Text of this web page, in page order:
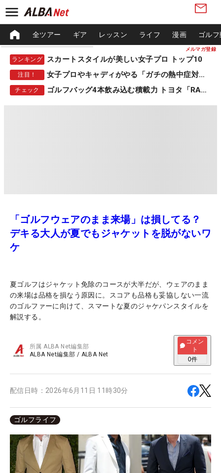
メルマガ登録
全ツアー ギア レッスン ライフ 漫画 ゴル
ランキング スカートスタイルが美しい女子プロ トップ10
注目！ 女子プロやキャディがやる「ガチの熱中症対策」
チェック ゴルフバッグ4本飲み込む積載力 トヨタ「RAV4」
「ゴルフウェアのまま来場」は損してる？
デキる大人が夏でもジャケットを脱がないワ
ケ
夏ゴルフはジャケット免除のコースが大半だが、ウェアのまま
の来場は品格を損なう原因に。スコアも品格も妥協しない一流
のゴルファーに向けて、スマートな夏のジャケパンスタイルを
解説する。
所属ALBA Net編集部
ALBA Net編集部 / ALBA Net
コメン
ト
0件
配信日時： 2026年6月11日 11時30分
ゴルフライフ